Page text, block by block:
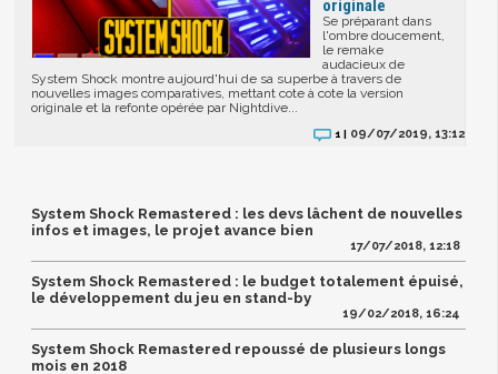
originale
Se préparant dans
l'ombre doucement,
le remake
audacieux de
System Shock montre aujourd'hui de sa superbe à travers de
nouvelles images comparatives, mettant cote à cote la version
originale et la refonte opérée par Nightdive...
1 | 09/07/2019, 13:12
System Shock Remastered : les devs lâchent de nouvelles
infos et images, le projet avance bien
17/07/2018, 12:18
System Shock Remastered : le budget totalement épuisé,
le développement du jeu en stand-by
19/02/2018, 16:24
System Shock Remastered repoussé de plusieurs longs
mois en 2018